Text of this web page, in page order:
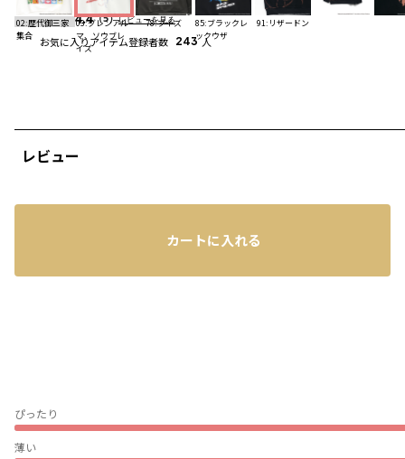
02:歴代御三家
集合
03:グレンアル
マ、ソウブレ
イズ
78:ブイズ
85:ブラックレ
ックウザ
91:リザードン
レビュー
ぴったり
薄い
4.4（5）レビューを見る
お気に入りアイテム登録者数 243 人
カートに入れる